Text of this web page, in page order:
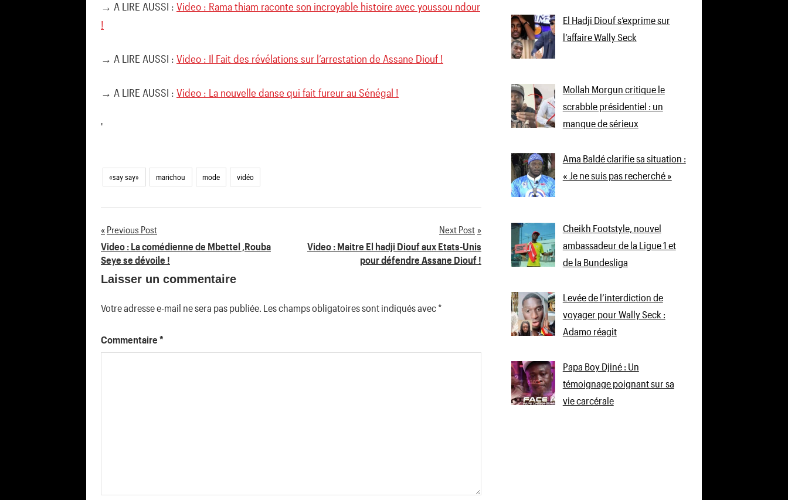
→ A LIRE AUSSI : Video : Rama thiam raconte son incroyable histoire avec youssou ndour
!
→ A LIRE AUSSI : Video : Il Fait des révélations sur l’arrestation de Assane Diouf !
→ A LIRE AUSSI : Video : La nouvelle danse qui fait fureur au Sénégal !
'
«say say» marichou mode vidéo
Navigation
de
Previous Post
Video : La comédienne de Mbettel ,Rouba
Seye se dévoile !
Next Post
Video : Maitre El hadji Diouf aux Etats-Unis
pour défendre Assane Diouf !
Laisser un commentaire
Votre adresse e-mail ne sera pas publiée. Les champs obligatoires sont indiqués avec*
Commentaire *
El Hadji Diouf s’exprime sur
l’affaire Wally Seck
Mollah Morgun critique le
scrabble présidentiel : un
manque de sérieux
Ama Baldé clarifie sa situation :
« Je ne suis pas recherché »
Cheikh Footstyle, nouvel
ambassadeur de la Ligue 1 et
de la Bundesliga
Levée de l’interdiction de
voyager pour Wally Seck :
Adamo réagit
Papa Boy Djiné : Un
témoignage poignant sur sa
vie carcérale